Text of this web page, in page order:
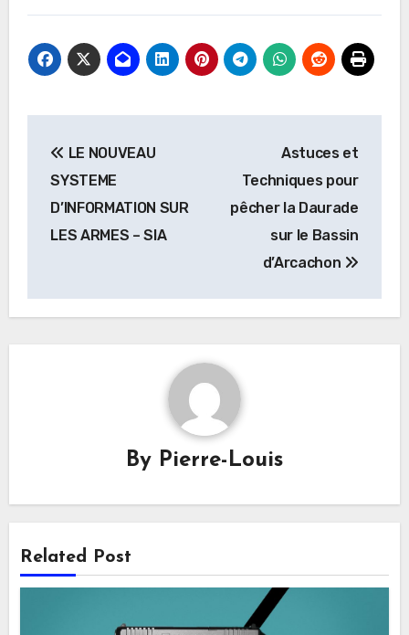
de
l’article
LE NOUVEAU
SYSTEME
D’INFORMATION SUR
LES ARMES – SIA
Astuces et
Techniques pour
pêcher la Daurade
sur le Bassin
d’Arcachon
By Pierre-Louis
Related Post